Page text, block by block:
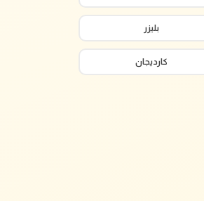
بليزر
كارديجان